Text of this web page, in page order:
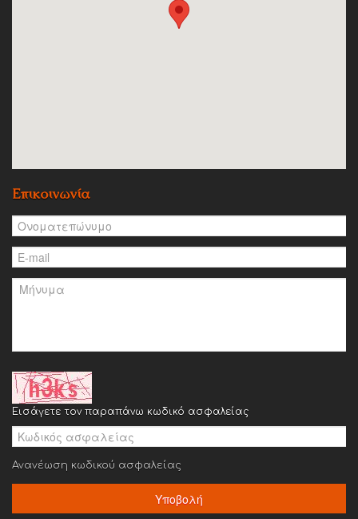
Επικοινωνία
Εισάγετε τον παραπάνω κωδικό ασφαλείας
Ανανέωση κωδικού ασφαλείας
Υποβολή